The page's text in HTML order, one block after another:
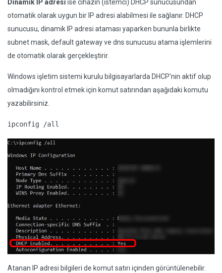
Dinamik IP adresi ise cihazın (istemci) DHCP sunucusundan
otomatik olarak uygun bir IP adresi alabilmesi ile sağlanır. DHCP
sunucusu, dinamik IP adresi ataması yaparken bununla birlikte
subnet mask, default gateway ve dns sunucusu atama işlemlerini
de otomatik olarak gerçekleştirir.
Windows işletim sistemi kurulu bilgisayarlarda DHCP'nin aktif olup
olmadığını kontrol etmek için komut satırından aşağıdaki komutu
yazabilirsiniz.
ipconfig /all
Atanan IP adresi bilgileri de komut satırı içinden görüntülenebilir.